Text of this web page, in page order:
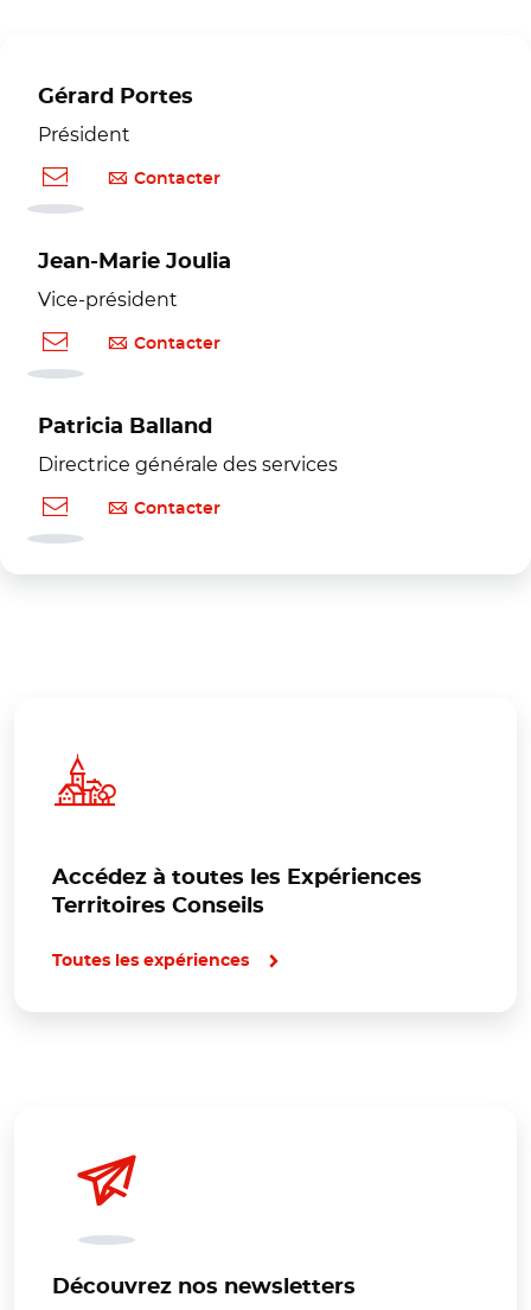
Gérard Portes
Président
Contacter
Jean-Marie Joulia
Vice-président
Contacter
Patricia Balland
Directrice générale des services
Contacter
Accédez à toutes les Expériences
Territoires Conseils
Toutes les expériences
Découvrez nos newsletters